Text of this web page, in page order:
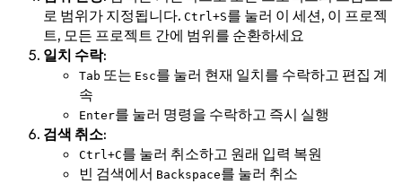
로 범위가 지정됩니다. Ctrl+S를 눌러 이 세션, 이 프로젝
트, 모든 프로젝트 간에 범위를 순환하세요
일치 수락:
Tab 또는 Esc를 눌러 현재 일치를 수락하고 편집 계
속
Enter를 눌러 명령을 수락하고 즉시 실행
검색 취소:
Ctrl+C를 눌러 취소하고 원래 입력 복원
빈 검색에서 Backspace를 눌러 취소